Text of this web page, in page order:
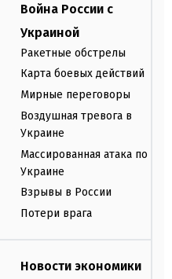
Война России с
Украиной
Ракетные обстрелы
Карта боевых действий
Мирные переговоры
Воздушная тревога в
Украине
Массированная атака по
Украине
Взрывы в России
Потери врага
Новости экономики